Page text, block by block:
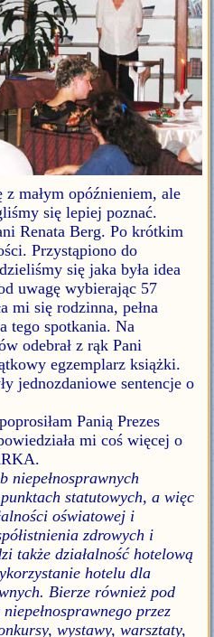
z małym opóźnieniem, ale
się lepiej poznać.
Renata Berg. Po krótkim
Przystąpiono do
się jaka była idea
uwagę wybierając 57
mi się rodzinna, pełna
tego spotkania. Na
odebrał z rąk Pani
egzemplarz książki.
jednozdaniowe sentencje o
Panią Prezes
mi coś więcej o
niepełnosprawnych
statutowych, a więc
oświatowej i
zdrowych i
także działalność hotelową
hotelu dla
Bierze również pod
przez
wystawy, warsztaty,